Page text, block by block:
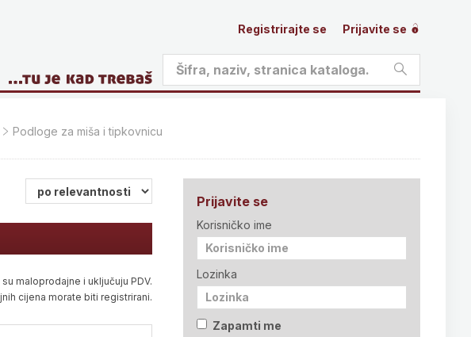
Registrirajte se Prijavite se
Podloge za miša i tipkovnicu
maloprodajne i uključuju PDV.
cijena morate biti registrirani.
Prijavite se
Korisničko ime
Lozinka
Zapamti me